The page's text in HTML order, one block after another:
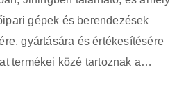
gépek és berendezések
gyártására és értékesítésére
termékei közé tartoznak a
csúszórakodók és
széles körben használnak a